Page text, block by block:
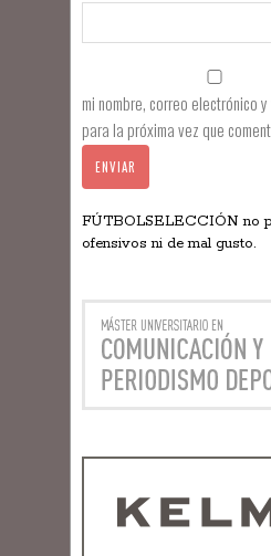
mi nombre, correo electrónico
para la próxima vez que
FÚTBOLSELECCIÓN no
ofensivos ni de mal gusto.